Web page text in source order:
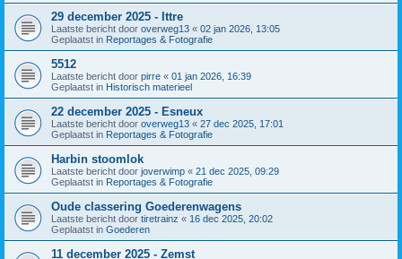
29 december 2025 - Ittre
Laatste bericht door overweg13 « 02 jan 2026, 13:05
Geplaatst in Reportages & Fotografie
5512
Laatste bericht door pirre « 01 jan 2026, 16:39
Geplaatst in Historisch materieel
22 december 2025 - Esneux
Laatste bericht door overweg13 « 27 dec 2025, 17:01
Geplaatst in Reportages & Fotografie
Harbin stoomlok
Laatste bericht door joverwimp « 21 dec 2025, 09:29
Geplaatst in Reportages & Fotografie
Oude classering Goederenwagens
Laatste bericht door tiretrainz « 16 dec 2025, 20:02
Geplaatst in Goederen
11 december 2025 - Zemst